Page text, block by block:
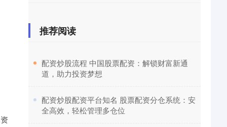
推荐阅读
​配资炒股流程 中国股票配资：解锁财富新通
道，助力投资梦想
​配资炒股配资平台知名 股票配资分仓系统：安
全高效，轻松管理多仓位